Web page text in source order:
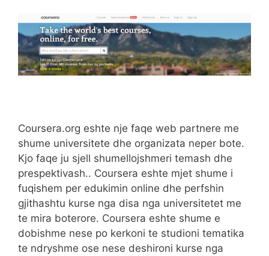
Coursera.org eshte nje faqe web partnere me
shume universitete dhe organizata neper bote.
Kjo faqe ju sjell shumellojshmeri temash dhe
prespektivash.. Coursera eshte mjet shume i
fuqishem per edukimin online dhe perfshin
gjithashtu kurse nga disa nga universitetet me
te mira boterore. Coursera eshte shume e
dobishme nese po kerkoni te studioni tematika
te ndryshme ose nese deshironi kurse nga